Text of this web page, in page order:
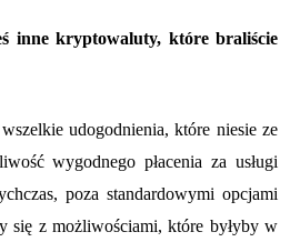
inne kryptowaluty, które braliście
udogodnienia, które niesie ze
wygodnego płacenia za usługi
poza standardowymi opcjami
się z możliwościami, które byłyby w